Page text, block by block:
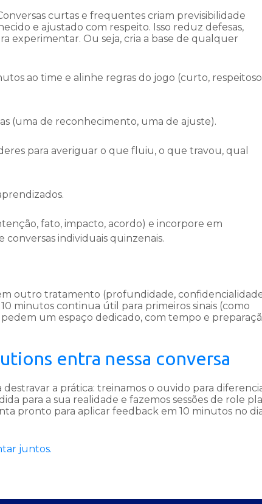
curtas e frequentes criam previsibilidade
e ajustado com respeito. Isso reduz defesas,
experimentar. Ou seja, cria a base de qualquer
ao time e alinhe regras do jogo (curto,
(uma de reconhecimento, uma de ajuste).
para averiguar o que fluiu, o que travou, qual
fato, impacto, acordo) e incorpore em
individuais quinzenais.
outro tratamento (profundidade,
minutos continua útil para primeiros sinais (como
um espaço dedicado, com tempo e
entra nessa conversa
a prática: treinamos o ouvido para
para a sua realidade e fazemos sessões de role
pronto para aplicar feedback em 10 minutos no
juntos.